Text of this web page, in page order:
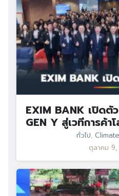
EXIM BANK เปิดตั
GEN Y สู่เวทีการค้า
ทั่วไป,
ตุลาคม